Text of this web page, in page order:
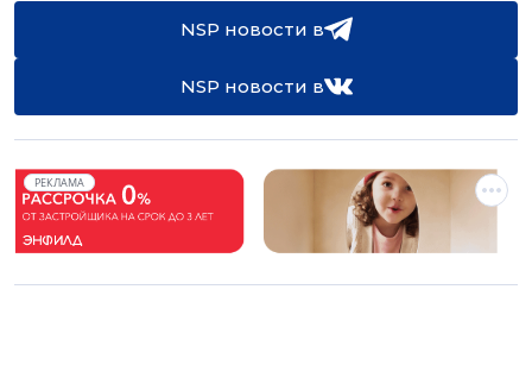
NSP новости в
NSP новости в
РЕКЛАМА